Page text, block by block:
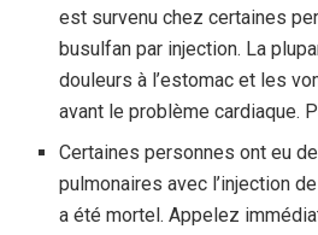
est survenu chez certaines
busulfan par injection. La
douleurs à l’estomac et les
avant le problème cardiaque.
Certaines personnes ont eu
pulmonaires avec l’injection
a été mortel. Appelez